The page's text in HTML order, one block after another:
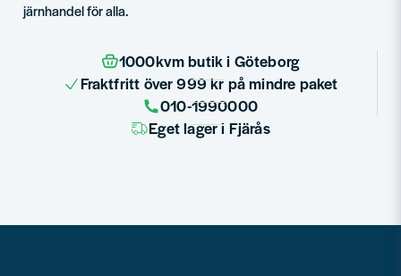
järnhandel för alla.
1000kvm butik i Göteborg
Fraktfritt över 999 kr på mindre paket
010-1990000
Eget lager i Fjärås